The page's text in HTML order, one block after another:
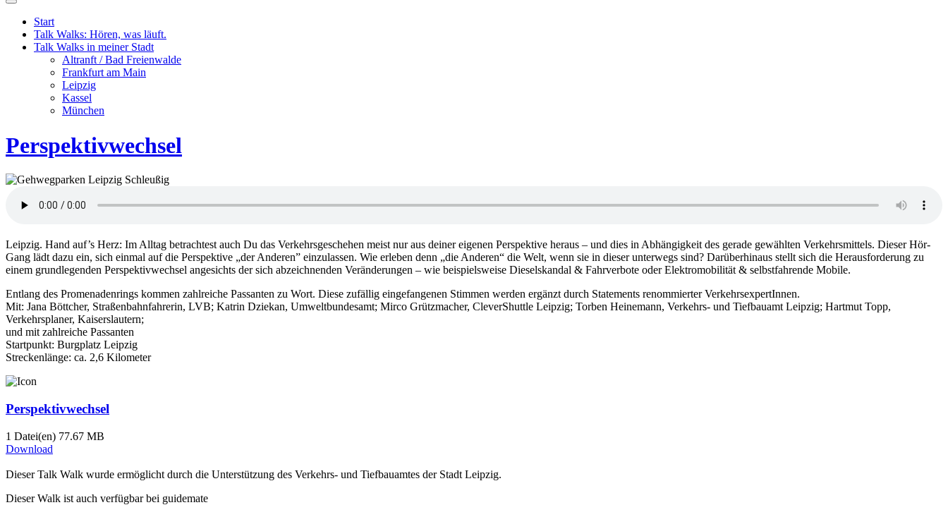
Suchfeld
ein-/ausblenden
Start
Talk Walks: Hören, was läuft.
Talk Walks in meiner Stadt
Altranft / Bad Freienwalde
Frankfurt am Main
Leipzig
Kassel
München
Perspektivwechsel
Leipzig. Hand auf’s Herz: Im Alltag be­trach­test auch Du das Ver­kehrs­ge­schehen meist nur aus deiner eigenen Per­spekt­ive heraus – und dies in Ab­häng­ig­keit des gerade ge­wähl­ten Verkehrs­mittels. Dieser Hör-
Gang lädt dazu ein, sich einmal auf die Perspektive „der Anderen” einzulassen. Wie erleben denn „die Anderen“ die Welt, wenn sie in dieser unterwegs sind? Darüber­hinaus stellt sich die Heraus­forderung zu
einem grund­legenden Perspektiv­wechsel angesichts der sich abzeich­nenden Ver­änder­ungen – wie beispielsweise Diesels­kandal & Fahr­verbote oder Elektro­mobilität & selbst­fahrende Mobile.
Entlang des Promenaden­rings kommen zahl­reiche Passanten zu Wort. Diese zufällig einge­fangenen Stimmen werden ergänzt durch Statements renommierter Verkehrs­expertInnen.
Mit: Jana Böttcher, Straßenbahnfahrerin, LVB; Katrin Dziekan, Umweltbundesamt; Mirco Grützmacher, CleverShuttle Leipzig; Torben Heinemann, Verkehrs- und Tiefbauamt Leipzig; Hartmut Topp,
Verkehrsplaner, Kaiserslautern;
und mit zahlreiche Passanten
Startpunkt: Burgplatz Leipzig
Streckenlänge: ca. 2,6 Kilometer
Perspektivwechsel
1 Datei(en) 77.67 MB
Download
Dieser Talk Walk wurde ermöglicht durch die Unter­stützung des Verkehrs- und Tiefbau­amtes der Stadt Leipzig.
Dieser Walk ist auch verfügbar bei guidemate